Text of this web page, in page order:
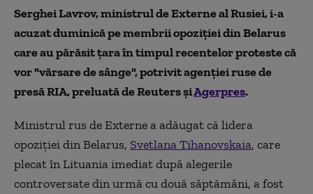
Serghei Lavrov, ministrul de Externe al Rusiei, i-a
acuzat duminică pe membrii opoziţiei din Belarus
care au părăsit ţara în timpul recentelor proteste că
vor "vărsare de sânge", potrivit agenţiei ruse de
presă RIA, preluată de Reuters șiAgerpres.
Ministrul rus de Externe a adăugat că lidera
opoziţiei din Belarus, Svetlana Tihanovskaia, care
plecat în Lituania imediat după alegerile
controversate din urmă cu două săptămâni, a fost